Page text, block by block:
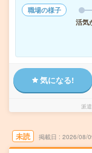
職場の様子
活気
気になる!
派
未読 掲載日 2026/08/